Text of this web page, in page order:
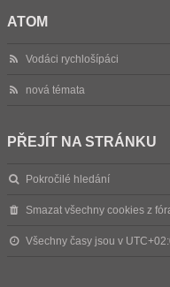
ATOM
Vodáci rychlošípáci
nová témata
PŘEJÍT NA STRÁNKU
Pokročilé hledání
Smazat všechny cookies z
Všechny časy jsou v